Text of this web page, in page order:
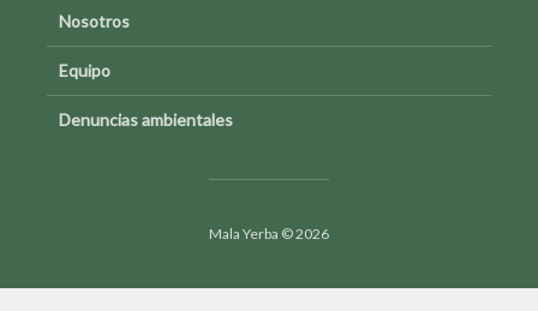
Nosotros
Equipo
Denuncias ambientales
Mala Yerba © 2026